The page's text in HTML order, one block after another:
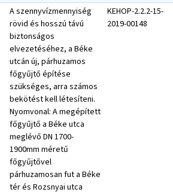
A szennyvízmennyiség
rövid és hosszú távú
biztonságos
elvezetéséhez, a Béke
utcán új, párhuzamos
főgyűjtő építése
szükséges, arra számos
bekötést kell létesíteni.
Nyomvonal: A megépített
főgyűjtő a Béke utca
meglévő DN 1700-
1900mm méretű
főgyűjtővel
párhuzamosan fut a Béke
tér és Rozsnyai utca
KEHOP-2.2.2-15-
2019-00148